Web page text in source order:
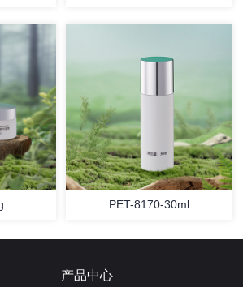
PET-8170-30ml
产品中心